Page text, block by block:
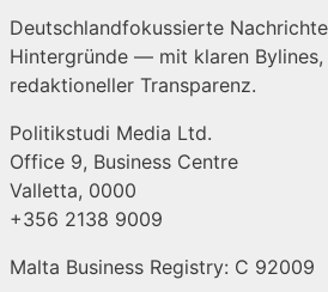
Deutschlandfokussierte
Hintergründe — mit klaren Bylines,
redaktioneller Transparenz.
Politikstudi Media Ltd.
Office 9, Business Centre
Valletta, 0000
+356 2138 9009
Malta Business Registry: C 92009